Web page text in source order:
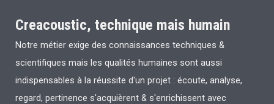
Creacoustic, technique mais humain
Notre métier exige des connaissances techniques &
scientifiques mais les qualités humaines sont aussi
indispensables à la réussite d'un projet : écoute, analyse,
regard, pertinence s'acquièrent & s'enrichissent avec